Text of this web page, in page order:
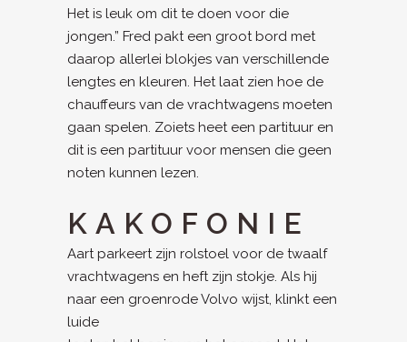
Het is leuk om dit te doen voor die
jongen.” Fred pakt een groot bord met
daarop allerlei blokjes van verschillende
lengtes en kleuren. Het laat zien hoe de
chauffeurs van de vrachtwagens moeten
gaan spelen. Zoiets heet een partituur en
dit is een partituur voor mensen die geen
noten kunnen lezen.
KAKOFONIE
Aart parkeert zijn rolstoel voor de twaalf
vrachtwagens en heft zijn stokje. Als hij
naar een groenrode Volvo wijst, klinkt een
luide